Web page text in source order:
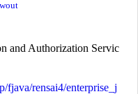
and Authorization Servic